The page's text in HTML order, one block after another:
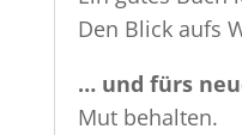
Den Blick aufs
… und fürs
Mut behalten.